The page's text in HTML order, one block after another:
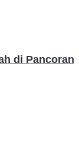
di Pancoran